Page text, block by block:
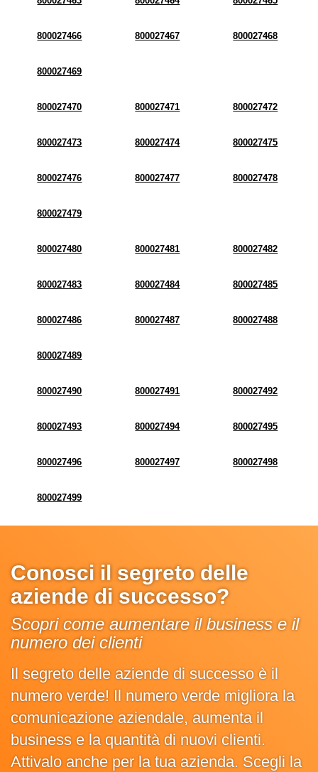
800027466 800027467 800027468
800027469
800027470 800027471 800027472
800027473 800027474 800027475
800027476 800027477 800027478
800027479
800027480 800027481 800027482
800027483 800027484 800027485
800027486 800027487 800027488
800027489
800027490 800027491 800027492
800027493 800027494 800027495
800027496 800027497 800027498
800027499
Conosci il segreto delle
aziende di successo?
Scopri come aumentare il business e il
numero dei clienti
Il segreto delle aziende di successo è il
numero verde! Il numero verde migliora la
comunicazione aziendale, aumenta il
business e la quantità di nuovi clienti.
Attivalo anche per la tua azienda. Scegli la